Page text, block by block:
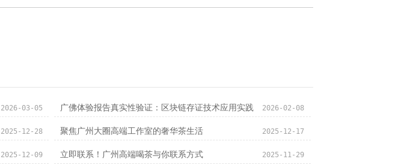
2026-03-05 广佛体验报告真实性验证：区块链存证技术应用实践 2026-02-08
2025-12-28 聚焦广州大圈高端工作室的奢华茶生活 2025-12-17
2025-12-09 立即联系！广州高端喝茶与你联系方式 2025-11-29